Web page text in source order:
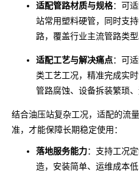
适配管路材质与规格：可
站常用塑料硬管，同时支
路，覆盖行业主流管路类型
适配工艺与解决痛点：可
类工艺工况，精准完成实
管路腐蚀、设备拆装繁琐
结合油压站复杂工况，适配的流
准，才能保障长期稳定使用：
落地服务能力：支持工况
造，安装简单、运维成本